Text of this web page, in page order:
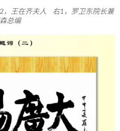
王在齐夫人 右1，罗卫东院长兼
总编